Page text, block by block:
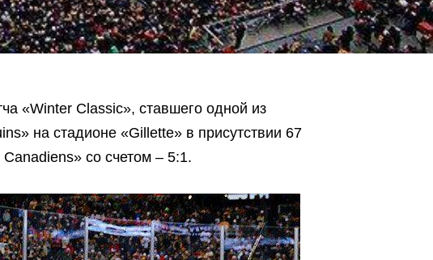
«Winter Classic», ставшего одной из
на стадионе «Gillette» в присутствии 67
со счетом – 5:1.